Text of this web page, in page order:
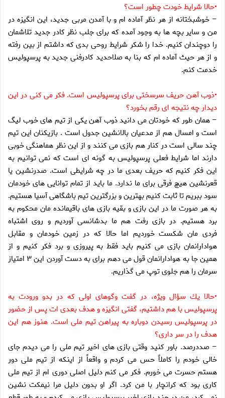
•حالا شرايط خودت چطور است؟
– خوشبختانه از هر نظر آماده ام و با آمدن مربى جديد، اين انگيزه در
من و ساير بچه ها به وجود آمده كه براى جلب نظر كادر جديد تلاشمان
را دوچندان كنيم. خدا را شكر شرايط روحى بدى كه داشتم از بين رفته
و از هر حيث آماده ام كه بنا به صلاحديد كادرفنى جديد به پرسپوليس
خدمت كنم.
•ذوب آهن حريف سرسختى براى پرسپوليس است. فكر مى كنى در اين
ديدار چه نتيجه اى رقم بخورد؟
– همان طور كه خودتان مى دانيد ذوب آهن يكى از تيم هاى خوب ليگ
است و امسال هم از مدعيان بالانشين جدول است . بازيكنان اين تيم
چند سالى است در كنار هم بازى مى كنند و از اين نظر هماهنگى خوبى
دارند اما شرايط فعلى پرسپوليس به گونه اى است كه نمى توانيم به
اين فكر كنيم كه حريف بعدى ما در چه شرايطى است. صدرنشين يا
قعرنشين هيچ فرقى براى ما ندارد. ما بايد از تمام توانايى هاى خودمان
سود ببريم تا ثابت كنيم بهترين و بزرگترين تيم باشگاهى آسيا هستيم.
به هر صورت ما در اين بازى و بقيه بازى هاى باقيمانده مان محكوم به
برد هستيم. در بازى رفت هم ما بدشانسى آورديم و روى اشتباه
فردى مان شكست خورديم اما حالا كه در زمين خودمان و مقابل
هوادارانمان بازى مى كنيم بايد فقط به پيروزى و برد فكر كنيم و از
همين جا به هوادارانمان قول مى دهم براى به دست آوردن اين ۳ امتياز
سرمان را هم جلوى توپ مى گذاريم.
•حالا يك سؤال ويژه، در گفت وگوهاى اولى كه در بدو ورودت به
پرسپوليس با هم داشتيم، گفتى انگيزه و هدف بعدى ات پس از حضور
در پرسپوليس رسيدن دوباره به پيراهن تيم ملى است. هنوز هم اين
هدف را در سر دارى؟
– صددرصد. باور كنيد وقتى بازى هاى اخير تيم ملى را مى ديدم جاى
خالى خودم را كاملاً حس مى كردم و واقعاً از اينكه از تيم ملى دور
هستم حسرت مى خورم. فكر مى كنم دليل اصلى دورى ام از تيم ملى
كارى بود كه كرانچار با من كرد. اگر او بدون دليل مرا نيمكت نشين